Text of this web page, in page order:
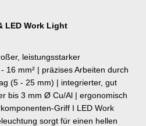
LED Work Light
leistungsstarker
16 mm² | präzises Arbeiten durch
(5 - 25 mm) | integrierter, gut
bis 3 mm Ø Cu/Al | ergonomisch
Griff I LED Work
sorgt für einen hellen